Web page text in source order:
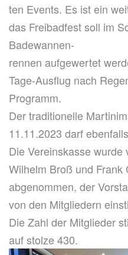
ten Events. Es ist ein
das Freibadfest soll im
Badewannen-
rennen aufgewertet
Tage-Ausflug nach
Programm.
Der traditionelle
11.11.2023 darf
Die Vereinskasse
Wilhelm Broß und Frank
abgenommen, der
von den Mitgliedern
Die Zahl der Mitglieder
auf stolze 430.